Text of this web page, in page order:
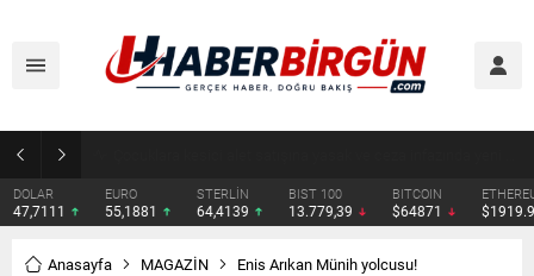
DOLAR
47,7111
EURO
55,1881
STERLİN
64,4139
BIST 100
13.779,39
BITCOIN
$64871
Anasayfa MAGAZİN Enis Arıkan Münih yolcusu!